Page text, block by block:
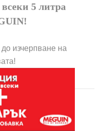
5 литра
!
изчерпване на
Mann-Filter HU